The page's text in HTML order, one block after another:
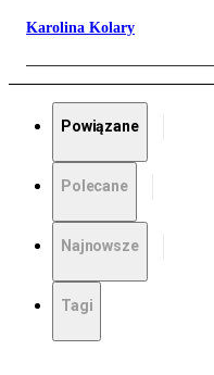
Karolina Kolary
Powiązane
Polecane
Najnowsze
Tagi